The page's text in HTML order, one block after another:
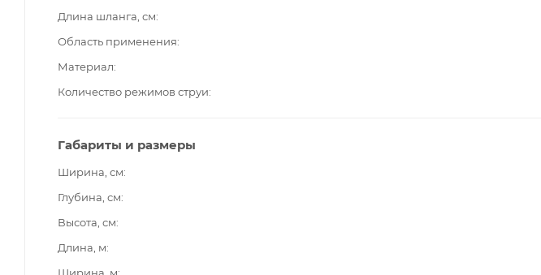
Длина шланга, см
Область применения
Материал
Количество режимов струи
Габариты и размеры
Ширина, см
Глубина, см
Высота, см
Длина, м